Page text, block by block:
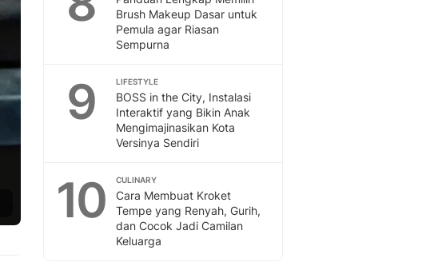
Brush Makeup Dasar untuk
Pemula agar Riasan
Sempurna
9 LIFESTYLE
BOSS in the City, Instalasi
Interaktif yang Bikin Anak
Mengimajinasikan Kota
Versinya Sendiri
10 CULINARY
Cara Membuat Kroket
Tempe yang Renyah, Gurih,
dan Cocok Jadi Camilan
Keluarga